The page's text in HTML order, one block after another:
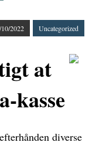
2022 Uncategorized
at
kasse
diverse